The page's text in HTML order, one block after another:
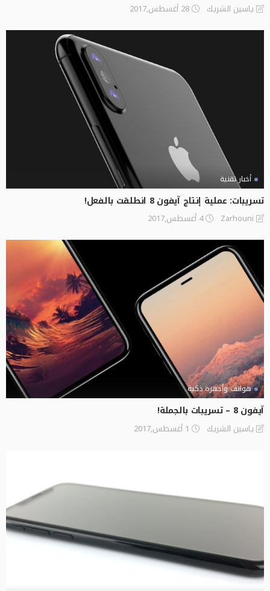
ياسين الشريك 28 أغسطس,2017
أخبار تقنية
تسريبات: عملية إنتاج آيفون 8 انطلقت بالفعل!
Zarhouni 4 أغسطس,2017
هواتف وأجهزة ذكية
آيفون 8 – تسريبات بالجملة!
ياسين الشريك 1 أغسطس,2017